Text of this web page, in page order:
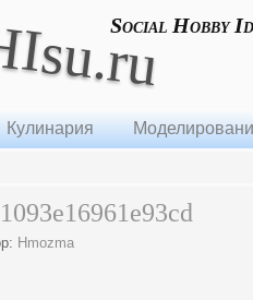
Social Hobby
Кулинария
Hmozma